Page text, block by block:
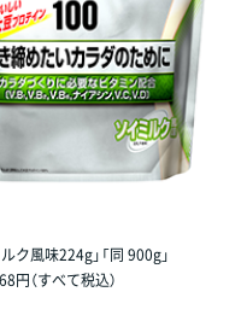
ク風味224g」「同 900g」
円（すべて税込）